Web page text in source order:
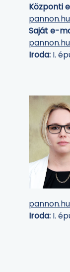
Központi
pannon.hu
Saját e-
pannon.hu
Iroda: I.
pannon.hu
Iroda: I.